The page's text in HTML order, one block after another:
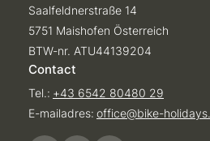
Saalfeldnerstraße 14
5751 Maishofen Österreich
BTW-nr. ATU44139204
Contact
Tel.: +43 6542 80480 29
E-mailadres: office@bike-holidays.